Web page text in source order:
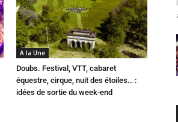
A la Une
Doubs. Festival, VTT, cabaret
équestre, cirque, nuit des étoiles… :
idées de sortie du week-end